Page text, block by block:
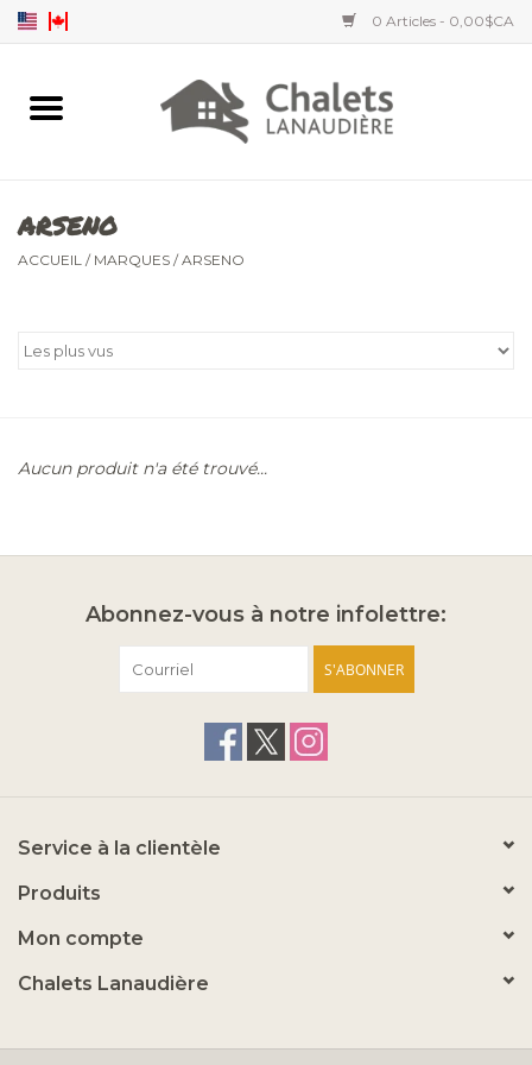
0 Articles - 0,00$CA
Accueil
Vêtements hommes
ARSENO
ACCUEIL / MARQUES /ARSENO
Aucun produit n'a été trouvé...
Abonnez-vous à notre infolettre:
S'ABONNER
Service à la clientèle
Produits
Mon compte
Chalets Lanaudière